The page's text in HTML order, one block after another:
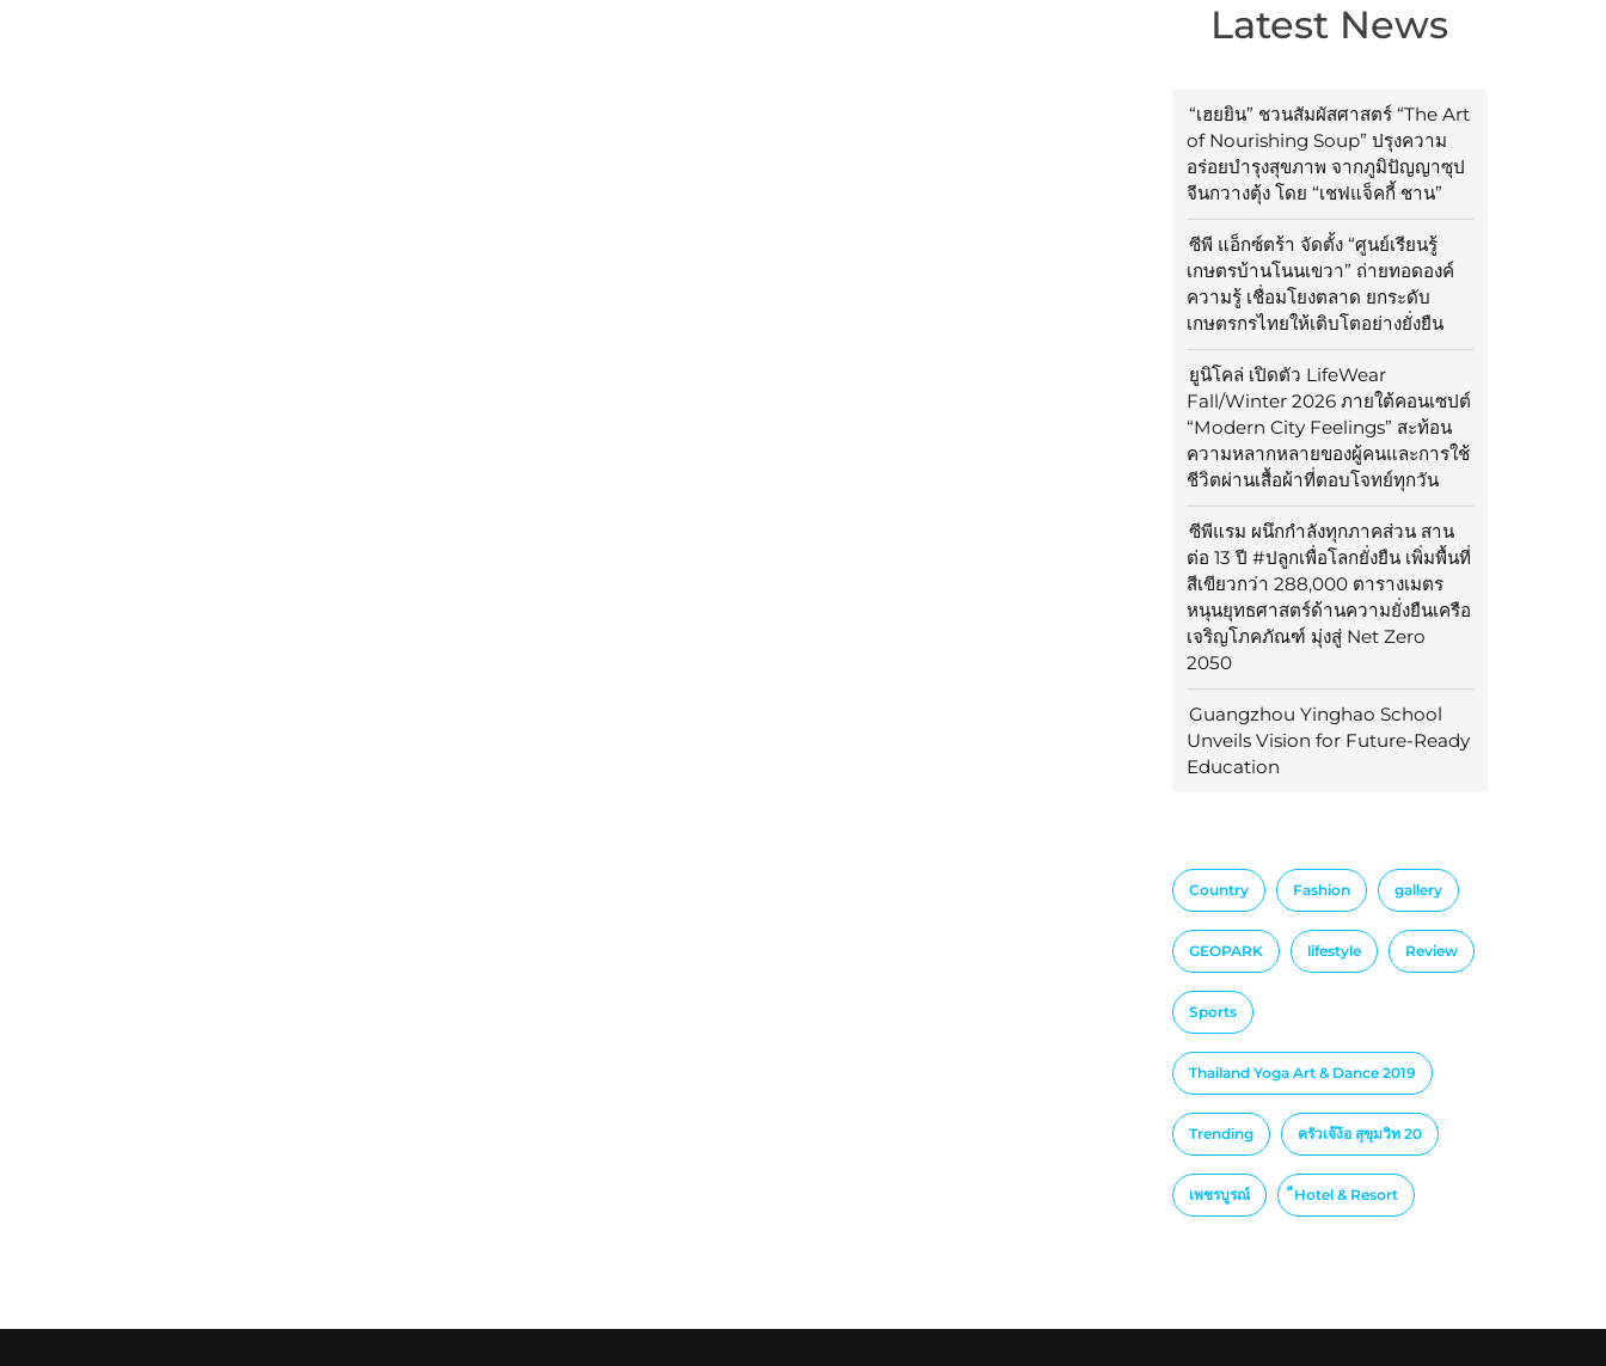
Latest News
“เฮยยิน” ชวนสัมผัสศาสตร์ “The Art
of Nourishing Soup” ปรุงความ
อร่อยบำรุงสุขภาพ จากภูมิปัญญาซุป
จีนกวางตุ้ง โดย “เชฟแจ็คกี้ ชาน”
ซีพี แอ็กซ์ตร้า จัดตั้ง “ศูนย์เรียนรู้
เกษตรบ้านโนนเขวา” ถ่ายทอดองค์
ความรู้ เชื่อมโยงตลาด ยกระดับ
เกษตรกรไทยให้เติบโตอย่างยั่งยืน
ยูนิโคล่ เปิดตัว LifeWear
Fall/Winter 2026 ภายใต้คอนเซปต์
“Modern City Feelings” สะท้อน
ความหลากหลายของผู้คนและการใช้
ชีวิตผ่านเสื้อผ้าที่ตอบโจทย์ทุกวัน
ซีพีแรม ผนึกกำลังทุกภาคส่วน สาน
ต่อ 13 ปี #ปลูกเพื่อโลกยั่งยืน เพิ่มพื้นที่
สีเขียวกว่า 288,000 ตารางเมตร
หนุนยุทธศาสตร์ด้านความยั่งยืนเครือ
เจริญโภคภัณฑ์ มุ่งสู่ Net Zero
2050
Guangzhou Yinghao School
Unveils Vision for Future-Ready
Education
Country Fashion gallery
GEOPARK lifestyle Review
Sports
Thailand Yoga Art & Dance 2019
Trending ครัวเจ๊ง้อ สุขุมวิท 20
เพชรบูรณ์ ็Hotel & Resort